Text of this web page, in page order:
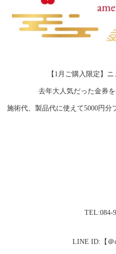
【1月ご購入限定】
去年大人気だった金券
施術代、製品代に使えて5000円分
TEL:084-
LINE ID:【＠